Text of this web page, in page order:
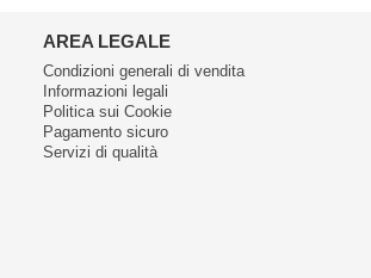
AREA LEGALE
Condizioni generali di vendita
Informazioni legali
Politica sui Cookie
Pagamento sicuro
Servizi di qualità